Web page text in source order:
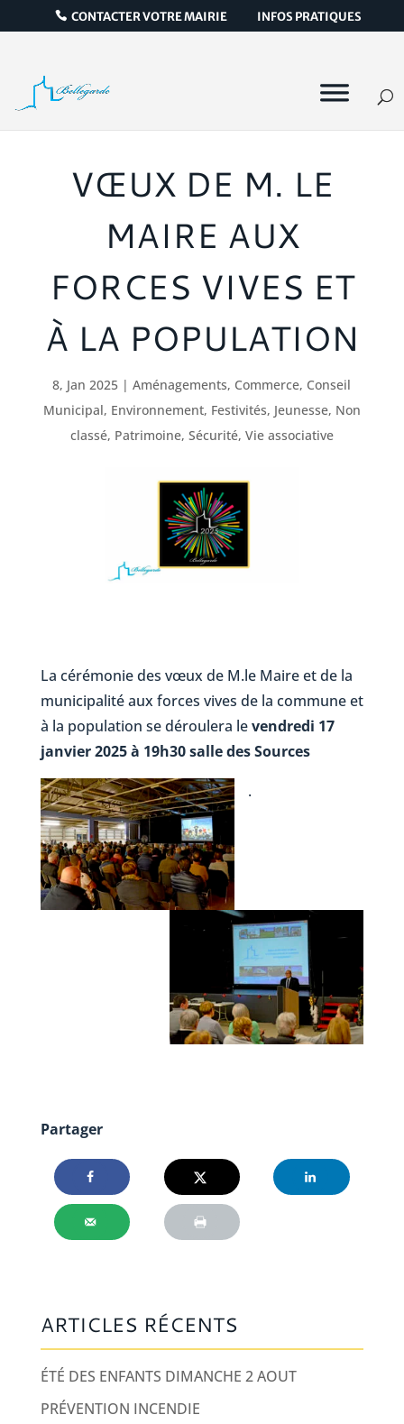
CONTACTER VOTRE MAIRIE INFOS PRATIQUES
VŒUX DE M. LE
MAIRE AUX
FORCES VIVES ET
À LA POPULATION
8, Jan 2025 |Aménagements, Commerce, Conseil
Municipal, Environnement, Festivités, Jeunesse, Non
classé, Patrimoine, Sécurité, Vie associative
La cérémonie des vœux de M.le Maire et de la
municipalité aux forces vives de la commune et
à la population se déroulera levendredi 17
janvier 2025 à 19h30 salle des Sources
.
Partager
ARTICLES RÉCENTS
ÉTÉ DES ENFANTS DIMANCHE 2 AOUT
PRÉVENTION INCENDIE